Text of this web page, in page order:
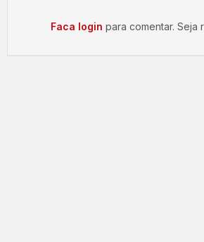
Faca login para comentar. Seja